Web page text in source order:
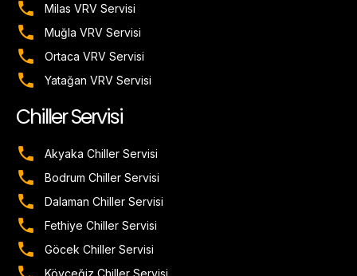
Milas VRV Servisi
Muğla VRV Servisi
Ortaca VRV Servisi
Yatağan VRV Servisi
Chiller Servisi
Akyaka Chiller Servisi
Bodrum Chiller Servisi
Dalaman Chiller Servisi
Fethiye Chiller Servisi
Göcek Chiller Servisi
Köyceğiz Chiller Servisi